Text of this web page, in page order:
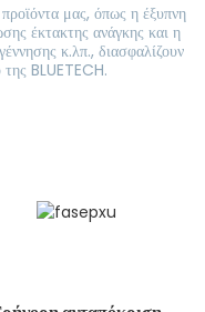
μας, όπως η έξυπνη
έκτακτης ανάγκης και η
κ.λπ., διασφαλίζουν
BLUETECH.